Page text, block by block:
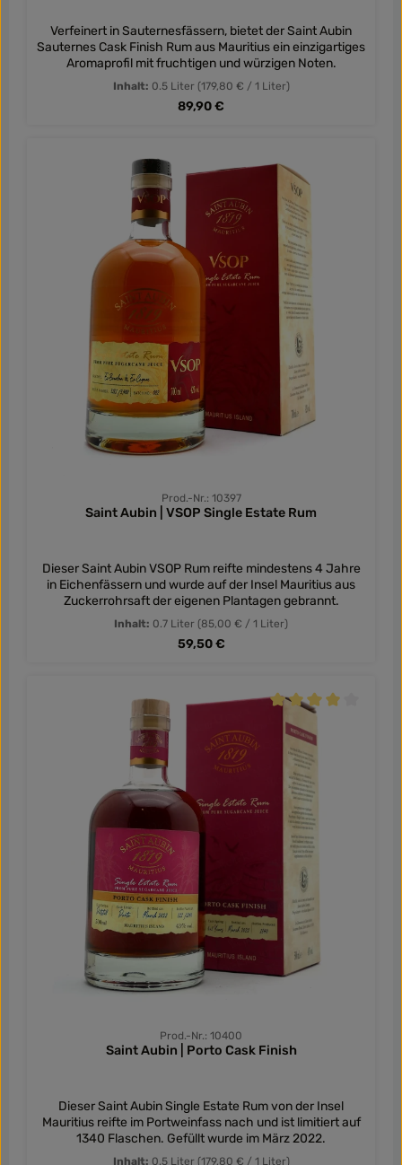
Verfeinert in Sauternesfässern, bietet der Saint Aubin
Sauternes Cask Finish Rum aus Mauritius ein einzigartiges
Aromaprofil mit fruchtigen und würzigen Noten.
Inhalt: 0.5 Liter (179,80 € / 1 Liter)
Regulärer Preis:
89,90 €
Prod.-Nr.: 10397
Saint Aubin | VSOP Single Estate Rum
Dieser Saint Aubin VSOP Rum reifte mindestens 4 Jahre
in Eichenfässern und wurde auf der Insel Mauritius aus
Zuckerrohrsaft der eigenen Plantagen gebrannt.
Inhalt: 0.7 Liter (85,00 € / 1 Liter)
Regulärer Preis:
59,50 €
Durchschnittliche
Prod.-Nr.: 10400
Saint Aubin | Porto Cask Finish
Dieser Saint Aubin Single Estate Rum von der Insel
Mauritius reifte im Portweinfass nach und ist limitiert auf
1340 Flaschen. Gefüllt wurde im März 2022.
Inhalt: 0.5 Liter (179,80 € / 1 Liter)